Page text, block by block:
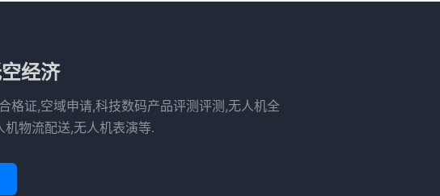
经济
格证,空域申请,科技数码产品评测评测,无人机全
物流配送,无人机表演等.